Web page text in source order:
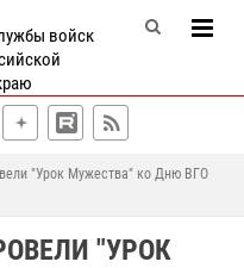
войск
"Урок Мужества" ко Дню ВГО
"УРОК